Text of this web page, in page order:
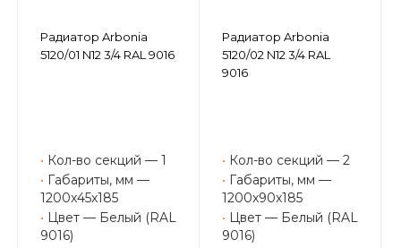
Радиатор Arbonia
5120/01 N12 3/4 RAL 9016
• Кол-во секций — 1
• Габариты, мм —
1200x45x185
• Цвет — Белый (RAL
9016)
Радиатор Arbonia
5120/02 N12 3/4 RAL
9016
• Кол-во секций — 2
• Габариты, мм —
1200x90x185
• Цвет — Белый (RAL
9016)